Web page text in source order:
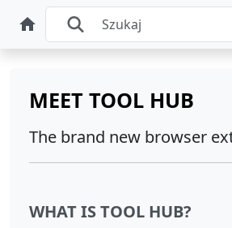
MEET TOOL HUB
The brand new browser
WHAT IS TOOL HUB?